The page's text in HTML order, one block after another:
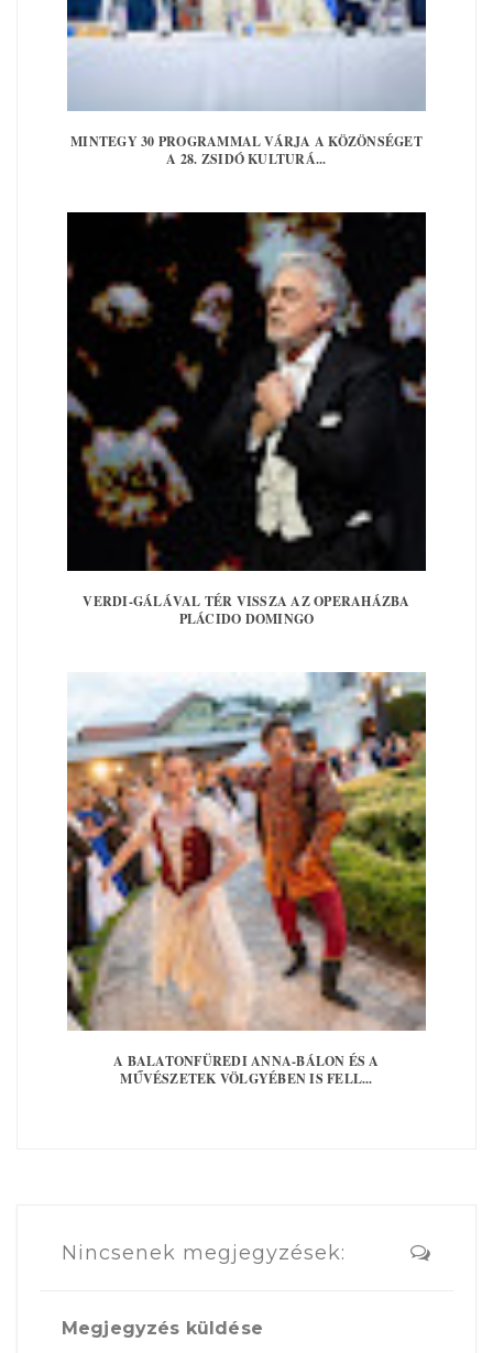
MINTEGY 30 PROGRAMMAL VÁRJA A KÖZÖNSÉGET
A 28. ZSIDÓ KULTURÁ...
VERDI-GÁLÁVAL TÉR VISSZA AZ OPERAHÁZBA
PLÁCIDO DOMINGO
A BALATONFÜREDI ANNA-BÁLON ÉS A
MŰVÉSZETEK VÖLGYÉBEN IS FELL...
Nincsenek megjegyzések:
Megjegyzés küldése